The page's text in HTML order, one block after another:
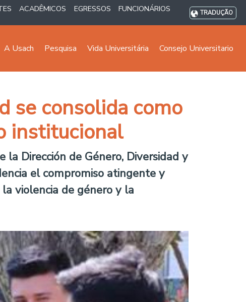
ACADÊMICOS EGRESSOS FUNCIONÁRIOS TRADUÇÃO
A Usach Pesquisa Vida Universitária Consejo Universitario
se consolida como
institucional
la Dirección de Género, Diversidad y
el compromiso atingente y
violencia de género y la